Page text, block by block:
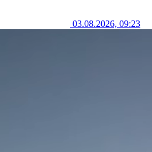
03.08.2026, 09:23